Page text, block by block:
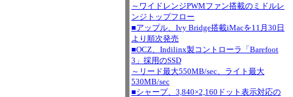
～ワイドレンジPWMファン搭載のミドルレ
ンジトップフロー
■アップル、Ivy Bridge搭載iMacを11月30日
より順次発売
■OCZ、Indilinx製コントローラ「Barefoot
3」採用のSSD
～リード最大550MB/sec、ライト最大
530MB/sec
■シャープ、3,840×2,160ドット表示対応の